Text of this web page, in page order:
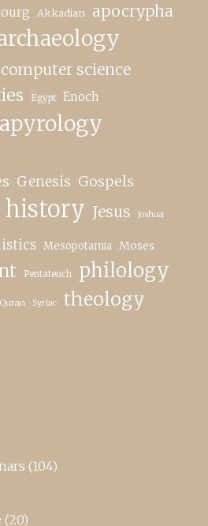
Akkadian apocrypha
computer science
Egypt Enoch
Genesis Gospels
history Jesus Joshua
Mesopotamia Moses
Pentateuch philology
Quran Syriac theology
(104)
(20)